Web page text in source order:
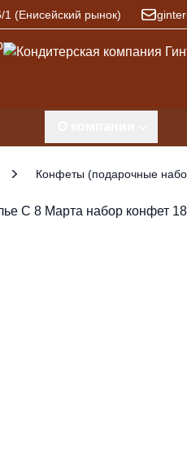
1 (Енисейский рынок)
Конфеты (подарочные